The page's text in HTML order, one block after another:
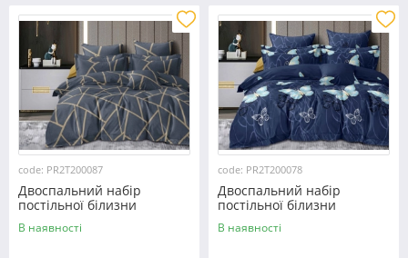
code: PR2T200087
Двоспальний набір
постільної білизни
180*220 із полікотону
№200087 Черешенька™
В наявності
code: PR2T200078
Двоспальний набір
постільної білизни
180*220 із полікотону
№200078 Черешенька™
В наявності